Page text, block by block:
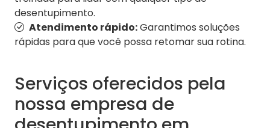
desentupimento.
Atendimento rápido:Garantimos soluções
rápidas para que você possa retomar sua rotina.
Serviços oferecidos pela
nossa empresa de